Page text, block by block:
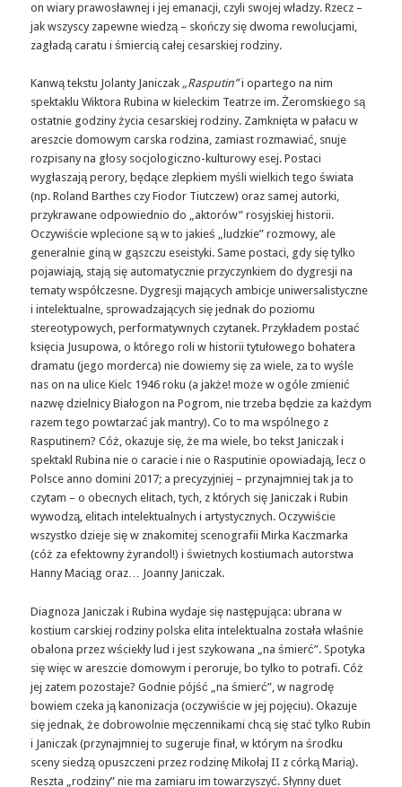
on wiary prawosławnej i jej emanacji, czyli swojej władzy. Rzecz –
jak wszyscy zapewne wiedzą – skończy się dwoma rewolucjami,
zagładą caratu i śmiercią całej cesarskiej rodziny.
Kanwą tekstu Jolanty Janiczak „Rasputin”i opartego na nim
spektaklu Wiktora Rubina w kieleckim Teatrze im. Żeromskiego są
ostatnie godziny życia cesarskiej rodziny. Zamknięta w pałacu w
areszcie domowym carska rodzina, zamiast rozmawiać, snuje
rozpisany na głosy socjologiczno-kulturowy esej. Postaci
wygłaszają perory, będące zlepkiem myśli wielkich tego świata
(np. Roland Barthes czy Fiodor Tiutczew) oraz samej autorki,
przykrawane odpowiednio do „aktorów” rosyjskiej historii.
Oczywiście wplecione są w to jakieś „ludzkie” rozmowy, ale
generalnie giną w gąszczu eseistyki. Same postaci, gdy się tylko
pojawiają, stają się automatycznie przyczynkiem do dygresji na
tematy współczesne. Dygresji mających ambicje uniwersalistyczne
i intelektualne, sprowadzających się jednak do poziomu
stereotypowych, performatywnych czytanek. Przykładem postać
księcia Jusupowa, o którego roli w historii tytułowego bohatera
dramatu (jego morderca) nie dowiemy się za wiele, za to wyśle
nas on na ulice Kielc 1946 roku (a jakże! może w ogóle zmienić
nazwę dzielnicy Białogon na Pogrom, nie trzeba będzie za każdym
razem tego powtarzać jak mantry). Co to ma wspólnego z
Rasputinem? Cóż, okazuje się, że ma wiele, bo tekst Janiczak i
spektakl Rubina nie o caracie i nie o Rasputinie opowiadają, lecz o
Polsce anno domini 2017; a precyzyjniej – przynajmniej tak ja to
czytam – o obecnych elitach, tych, z których się Janiczak i Rubin
wywodzą, elitach intelektualnych i artystycznych. Oczywiście
wszystko dzieje się w znakomitej scenografii Mirka Kaczmarka
(cóż za efektowny żyrandol!) i świetnych kostiumach autorstwa
Hanny Maciąg oraz… Joanny Janiczak.
Diagnoza Janiczak i Rubina wydaje się następująca: ubrana w
kostium carskiej rodziny polska elita intelektualna została właśnie
obalona przez wściekły lud i jest szykowana „na śmierć”. Spotyka
się więc w areszcie domowym i peroruje, bo tylko to potrafi. Cóż
jej zatem pozostaje? Godnie pójść „na śmierć”, w nagrodę
bowiem czeka ją kanonizacja (oczywiście w jej pojęciu). Okazuje
się jednak, że dobrowolnie męczennikami chcą się stać tylko Rubin
i Janiczak (przynajmniej to sugeruje finał, w którym na środku
sceny siedzą opuszczeni przez rodzinę Mikołaj II z córką Marią).
Reszta „rodziny” nie ma zamiaru im towarzyszyć. Słynny duet